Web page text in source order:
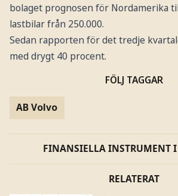
bolaget prognosen för Nordamerika
lastbilar från 250.000.
Sedan rapporten för det tredje
med drygt 40 procent.
FÖLJ TAGGAR
AB Volvo
FINANSIELLA INSTRUMENT
RELATERAT